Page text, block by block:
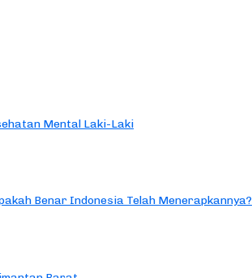
Mental Laki-Laki
Benar Indonesia Telah Menerapkannya?